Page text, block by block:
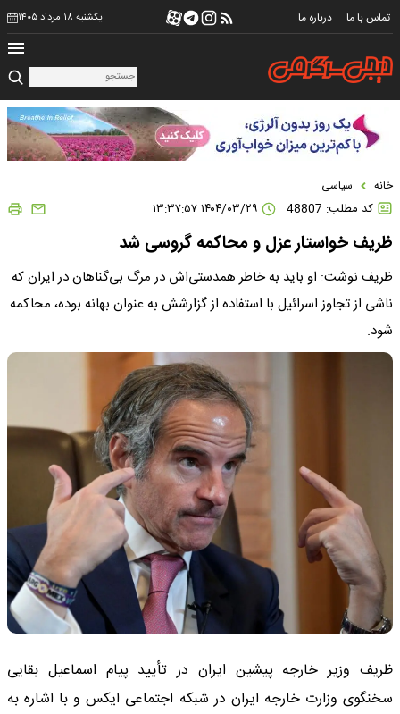
تماس با ما درباره ما یکشنبه ۱۸ مرداد ۱۴۰۵
خانه سیاسی
کد مطلب: 48807
ظریف خواستار عزل و محاکمه گروسی شد
ظریف نوشت: ​او باید به خاطر همدستی‌اش در مرگ بی‌گناهان در ایران که
ناشی از تجاوز اسرائیل با استفاده از گزارشش به عنوان بهانه بوده، محاکمه
شود.
ظریف وزیر خارجه پیشین ایران در تأیید پیام اسماعیل بقایی
سخنگوی وزارت خارجه ایران در شبکه اجتماعی ایکس و با اشاره به